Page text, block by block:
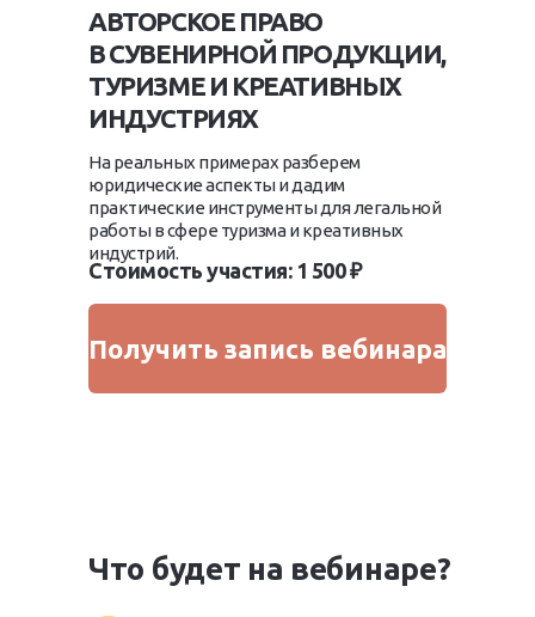
АВТОРСКОЕ ПРАВО
В СУВЕНИРНОЙ ПРОДУКЦИИ,
ТУРИЗМЕ И КРЕАТИВНЫХ
ИНДУСТРИЯХ
Стоимость участия: 1 500 ₽
На реальных примерах разберем
юридические аспекты и дадим
практические инструменты для легальной
работы в сфере туризма и креативных
индустрий.
Получить запись вебинара
Что будет на вебинаре?